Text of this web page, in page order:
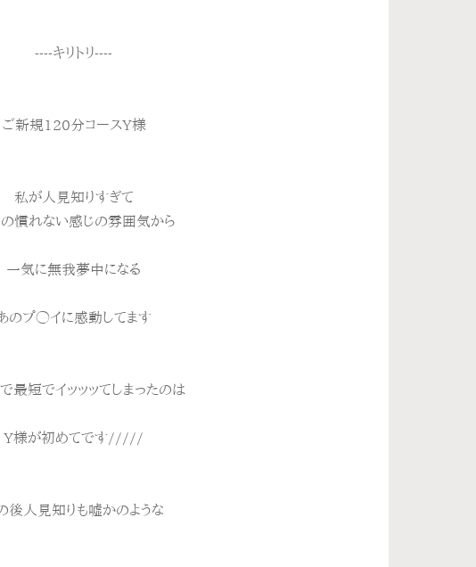
----キリトリ----
ご新規120分コースY様
私が人見知りすぎて
慣れない感じの雰囲気から
一気に無我夢中になる
のプ◯イに感動してます
最短でイッッッてしまったのは
Y様が初めてです/////
後人見知りも嘘かのような